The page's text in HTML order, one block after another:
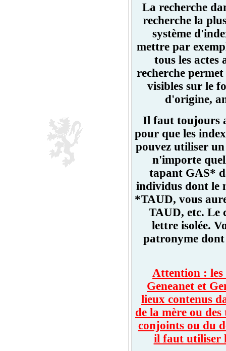
La recherche
recherche la
système
mettre par
tous les
recherche
visibles sur le
d'origine,
Il faut toujours
pour que les
pouvez utiliser
n'importe
tapant GAS*
individus dont le
*TAUD, vous
TAUD, etc. Le
lettre isolée.
patronyme dont
Attention : les
Geneanet et
lieux contenus
de la mère ou
conjoints ou du
il faut utiliser